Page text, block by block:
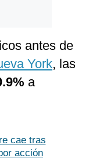
antes de
York, las
a
cae tras
acción